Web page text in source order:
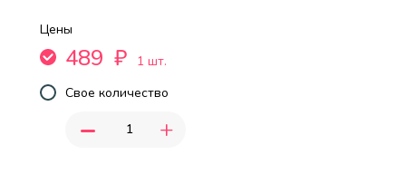
Цены
489 ₽
1 шт.
Свое количество
- +